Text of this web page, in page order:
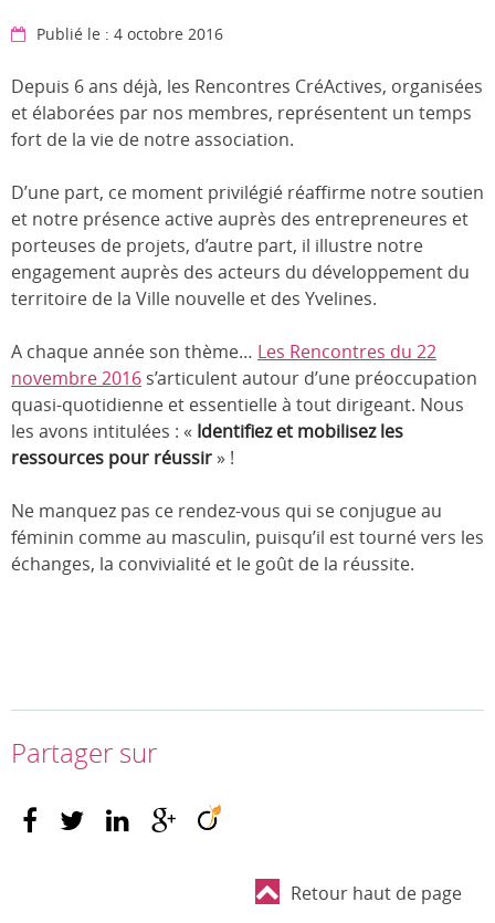
Publié le : 4 octobre 2016
Depuis 6 ans déjà, les Rencontres CréActives, organisées
et élaborées par nos membres, représentent un temps
fort de la vie de notre association.
D’une part, ce moment privilégié réaffirme notre soutien
et notre présence active auprès des entrepreneures et
porteuses de projets, d’autre part, il illustre notre
engagement auprès des acteurs du développement du
territoire de la Ville nouvelle et des Yvelines.
A chaque année son thème… Les Rencontres du 22
novembre 2016 s’articulent autour d’une préoccupation
quasi-quotidienne et essentielle à tout dirigeant. Nous
les avons intitulées : « Identifiez et mobilisez les
ressources pour réussir» !
Ne manquez pas ce rendez-vous qui se conjugue au
féminin comme au masculin, puisqu’il est tourné vers les
échanges, la convivialité et le goût de la réussite.
Partager sur
Retour haut de page